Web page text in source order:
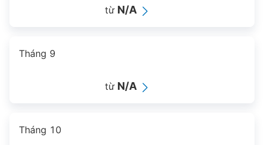
từ N/A
Tháng 9
từ N/A
Tháng 10